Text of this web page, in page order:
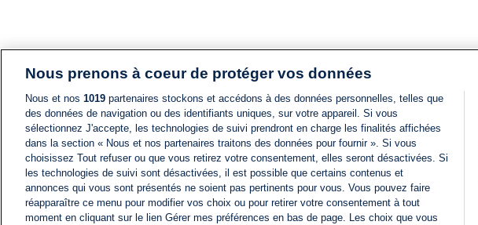
Nous prenons à coeur de protéger vos données
Nous et nos 1019 partenaires stockons et accédons à des données personnelles, telles que
des données de navigation ou des identifiants uniques, sur votre appareil. Si vous
sélectionnez J'accepte, les technologies de suivi prendront en charge les finalités affichées
dans la section « Nous et nos partenaires traitons des données pour fournir ». Si vous
choisissez Tout refuser ou que vous retirez votre consentement, elles seront désactivées. Si
les technologies de suivi sont désactivées, il est possible que certains contenus et
annonces qui vous sont présentés ne soient pas pertinents pour vous. Vous pouvez faire
réapparaître ce menu pour modifier vos choix ou pour retirer votre consentement à tout
moment en cliquant sur le lien Gérer mes préférences en bas de page. Les choix que vous